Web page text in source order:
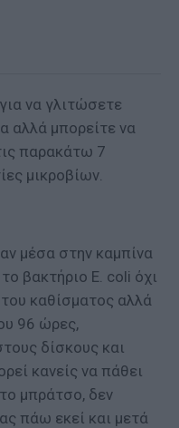
να γλιτώσετε
αλλά μπορείτε να
παρακάτω 7
μικροβίων.
μέσα στην καμπίνα
βακτήριο E. coli όχι
καθίσματος αλλά
96 ώρες,
δίσκους και
κανείς να πάθει
μπράτσο, δεν
πάω εκεί και μετά